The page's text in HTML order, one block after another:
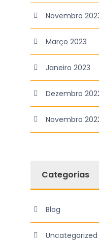
Novembro
Março 2023
Janeiro 2023
Dezembro
Novembro
Categorias
Blog
Uncategorized